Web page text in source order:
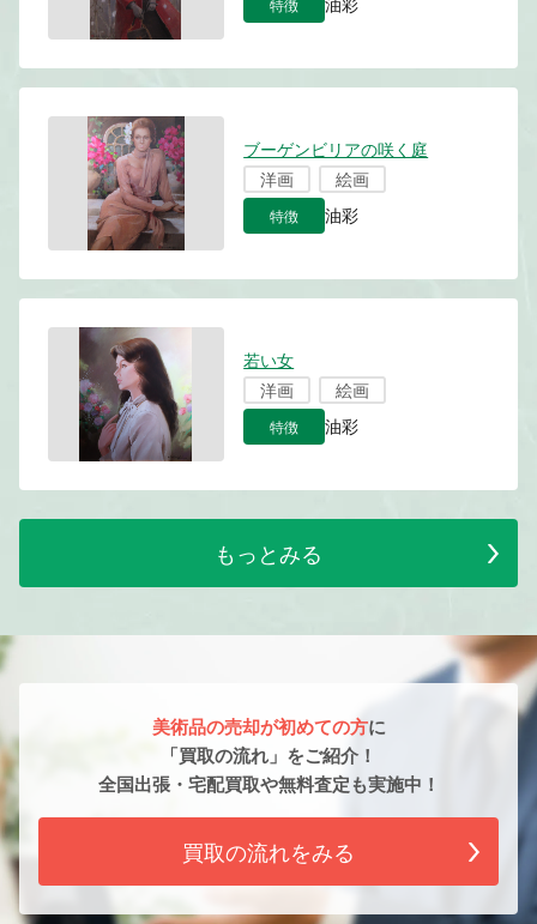
特徴 油彩
ブーゲンビリアの咲く庭
洋画
絵画
特徴 油彩
若い女
洋画
絵画
特徴 油彩
もっとみる
美術品の売却が初めての方に
「買取の流れ」をご紹介！
全国出張・宅配買取や無料査定も実施中！
買取の流れをみる